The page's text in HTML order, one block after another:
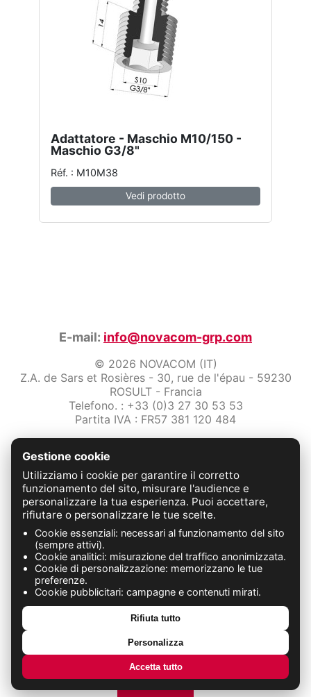
Adattatore - Maschio M10/150 -
Maschio G3/8"
Réf. : M10M38
Vedi prodotto
E-mail: info@novacom-grp.com
© 2026 NOVACOM (IT)
Z.A. de Sars et Rosières - 30, rue de l'épau - 59230
ROSULT - Francia
Telefono. : +33 (0)3 27 30 53 53
Partita IVA : FR57 381 120 484
Protezione dei dati
Condizioni Generali di Vendita
Contattaci
FABRICATION FRANÇAISE
Gestione cookie
Utilizziamo i cookie per garantire il corretto
funzionamento del sito, misurare l'audience e
personalizzare la tua esperienza. Puoi accettare,
rifiutare o personalizzare le tue scelte.
Cookie essenziali: necessari al funzionamento del sito
(sempre attivi).
Cookie analitici: misurazione del traffico anonimizzata.
Cookie di personalizzazione: memorizzano le tue
preferenze.
Cookie pubblicitari: campagne e contenuti mirati.
Rifiuta tutto
Personalizza
Accetta tutto